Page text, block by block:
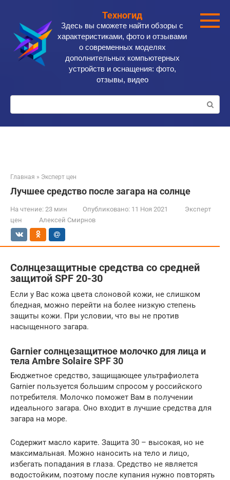
контенту
Техногид
Здесь вы сможете найти обзоры с
характеристиками, фото и отзывами
о современных моделях
дополнительных компьютерных
устройств и оснащения: фото,
отзывы, видео
Поиск:
Главная » Эксперт цен
Лучшее средство после загара на солнце
На чтение: 23 мин Опубликовано: 11 Ноя 2021
Эксперт
цен
Алексей Смирнов
Солнцезащитные средства со средней
защитой SPF 20-30
Если у Вас кожа цвета слоновой кожи, не слишком
бледная, можно перейти на более низкую степень
защиты кожи. При условии, что вы не против
насыщенного загара.
Garnier солнцезащитное молочко для лица и
тела Ambre Solaire SPF 30
Бюджетное средство, защищающее ультрафиолета
Garnier пользуется большим спросом у российского
потребителя. Молочко поможет Вам в получении
идеального загара. Оно входит в лучшие средства для
загара на море.
Содержит масло карите. Защита 30 – высокая, но не
максимальная. Можно наносить на тело и лицо,
избегать попадания в глаза. Средство не является
водостойким, поэтому после купания нужно повторять